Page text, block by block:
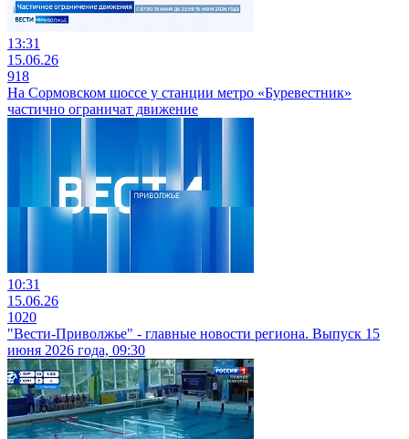
13:31
15.06.26
918
На Сормовском шоссе у станции метро «Буревестник»
частично ограничат движение
10:31
15.06.26
1020
"Вести-Приволжье" - главные новости региона. Выпуск 15
июня 2026 года, 09:30